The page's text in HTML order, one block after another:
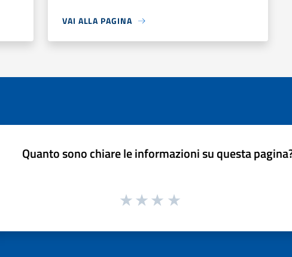
VAI ALLA PAGINA
Quanto sono chiare le informazioni su questa